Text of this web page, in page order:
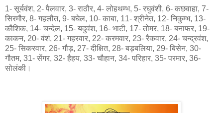
1- सूर्यवंश, 2- पैलवार, 3- राठौर, 4- लोहथम्भ, 5- रघुवंशी, 6- कछवाहा, 7-
सिरमौर, 8- गहलौत, 9- बघेल, 10- काबा, 11- श्रीनेत, 12- निकुम्भ, 13-
कौशिक, 14- चन्देल, 15- यदुवंश, 16- भाटी, 17- तोमर, 18- बनाफर, 19-
काकन, 20- वंशं, 21- गहरवार, 22- करमवार, 23- रैकवार, 24- चन्द्रवंश,
25- सिकरवार, 26- गौड़, 27- दीक्षित, 28- बड़बलिया, 29- बिसेन, 30-
गौतम, 31- सेंगर, 32- हैहय, 33- चौहान, 34- परिहार, 35- परमार, 36-
सोलंकी।